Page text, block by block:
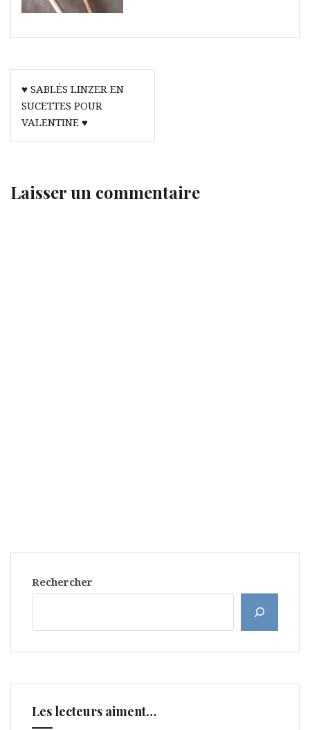
Navigation
de
l’article
♥ SABLÉS LINZER EN
SUCETTES POUR
VALENTINE ♥
Laisser un commentaire
Rechercher
Les lecteurs aiment…